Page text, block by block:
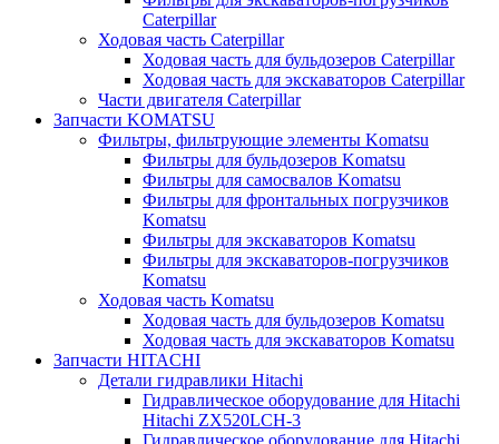
Caterpillar
Ходовая часть Caterpillar
Ходовая часть для бульдозеров Caterpillar
Ходовая часть для экскаваторов Caterpillar
Части двигателя Caterpillar
Запчасти KOMATSU
Фильтры, фильтрующие элементы Komatsu
Фильтры для бульдозеров Komatsu
Фильтры для самосвалов Komatsu
Фильтры для фронтальных погрузчиков
Komatsu
Фильтры для экскаваторов Komatsu
Фильтры для экскаваторов-погрузчиков
Komatsu
Ходовая часть Komatsu
Ходовая часть для бульдозеров Komatsu
Ходовая часть для экскаваторов Komatsu
Запчасти HITACHI
Детали гидравлики Hitachi
Гидравлическое оборудование для Hitachi
Hitachi ZX520LCH-3
Гидравлическое оборудование для Hitachi